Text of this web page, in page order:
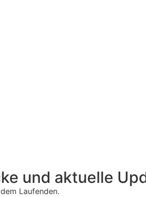
und aktuelle
Laufenden.